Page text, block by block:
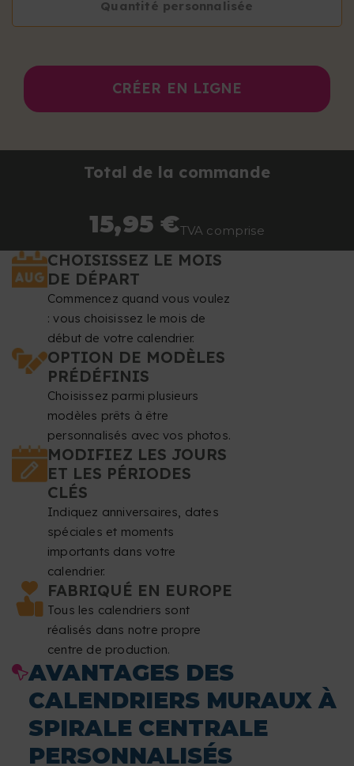
Quantité personnalisée
CRÉER EN LIGNE
Total de la commande
15,95 €TVA comprise
CHOISISSEZ LE MOIS
DE DÉPART
Commencez quand vous voulez
: vous choisissez le mois de
début de votre calendrier.
OPTION DE MODÈLES
PRÉDÉFINIS
Choisissez parmi plusieurs
modèles prêts à être
personnalisés avec vos photos.
MODIFIEZ LES JOURS
ET LES PÉRIODES
CLÉS
Indiquez anniversaires, dates
spéciales et moments
importants dans votre
calendrier.
FABRIQUÉ EN EUROPE
Tous les calendriers sont
réalisés dans notre propre
centre de production.
AVANTAGES DES
CALENDRIERS MURAUX À
SPIRALE CENTRALE
PERSONNALISÉS